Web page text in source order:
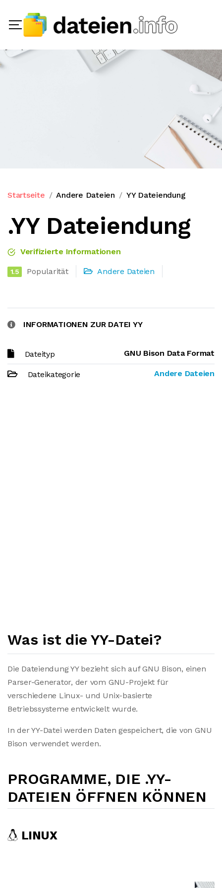
Startseite Andere Dateien YY Dateiendung
.YY Dateiendung
Verifizierte Informationen
1.5 Popularität Andere Dateien
INFORMATIONEN ZUR DATEI YY
Dateityp GNU Bison Data Format
Dateikategorie Andere Dateien
Was ist die YY-Datei?
Die Dateiendung YY bezieht sich auf GNU Bison, einen
Parser-Generator, der vom GNU-Projekt für
verschiedene Linux- und Unix-basierte
Betriebssysteme entwickelt wurde.
In der YY-Datei werden Daten gespeichert, die von GNU
Bison verwendet werden.
PROGRAMME, DIE .YY-
DATEIEN ÖFFNEN KÖNNEN
LINUX